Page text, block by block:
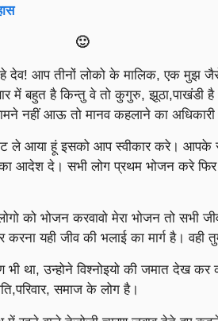
देव! आप तीनों लोको के मालिक, एक मुझ
में बहुत है किन्तु वे तो कुगुरु,
नहीं आऊ तो मानव कहलाने का अधिकारी
ले आया हूं इसको आप स्वीकार करे। आपके
आदेश दे। सभी लोग प्रथम भोजन करे
को भोजन करवावो मेरा भोजन तो सभी
करना यही जीव की भलाई का मार्ग है। वही
भी था, उन्होने विश्नोइयो की जमात
समाज के लोग है।